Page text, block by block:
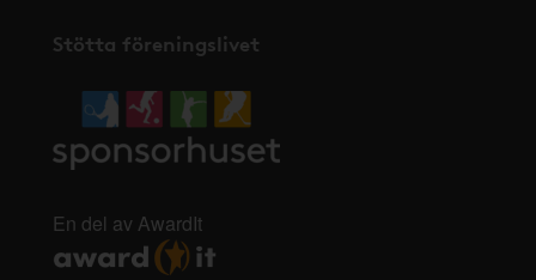
Stötta föreningslivet
En del av AwardIt